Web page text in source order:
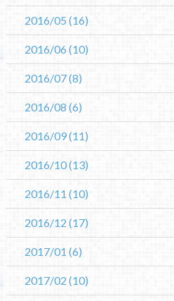
2016/05(16)
2016/06(10)
2016/07(8)
2016/08 (6)
2016/09(11)
2016/10(13)
2016/11 (10)
2016/12 (17)
2017/01 (6)
2017/02 (10)